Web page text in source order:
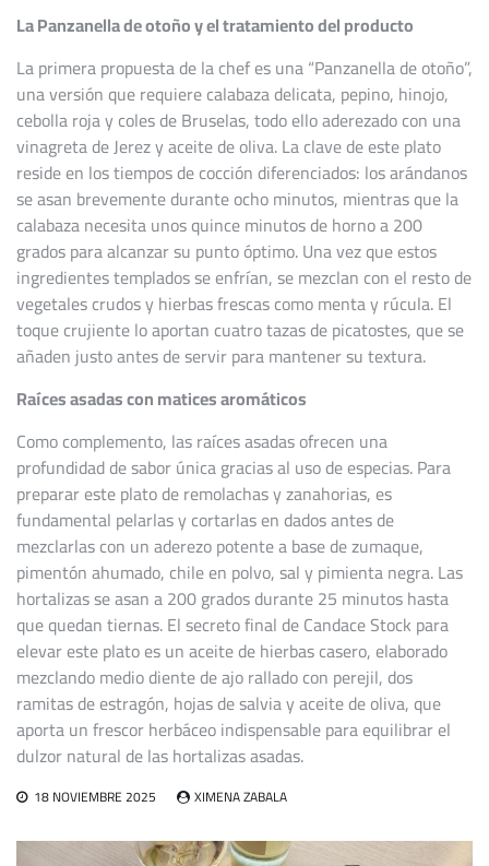
La Panzanella de otoño y el tratamiento del producto
La primera propuesta de la chef es una “Panzanella de otoño”,
una versión que requiere calabaza delicata, pepino, hinojo,
cebolla roja y coles de Bruselas, todo ello aderezado con una
vinagreta de Jerez y aceite de oliva. La clave de este plato
reside en los tiempos de cocción diferenciados: los arándanos
se asan brevemente durante ocho minutos, mientras que la
calabaza necesita unos quince minutos de horno a 200
grados para alcanzar su punto óptimo. Una vez que estos
ingredientes templados se enfrían, se mezclan con el resto de
vegetales crudos y hierbas frescas como menta y rúcula. El
toque crujiente lo aportan cuatro tazas de picatostes, que se
añaden justo antes de servir para mantener su textura.
Raíces asadas con matices aromáticos
Como complemento, las raíces asadas ofrecen una
profundidad de sabor única gracias al uso de especias. Para
preparar este plato de remolachas y zanahorias, es
fundamental pelarlas y cortarlas en dados antes de
mezclarlas con un aderezo potente a base de zumaque,
pimentón ahumado, chile en polvo, sal y pimienta negra. Las
hortalizas se asan a 200 grados durante 25 minutos hasta
que quedan tiernas. El secreto final de Candace Stock para
elevar este plato es un aceite de hierbas casero, elaborado
mezclando medio diente de ajo rallado con perejil, dos
ramitas de estragón, hojas de salvia y aceite de oliva, que
aporta un frescor herbáceo indispensable para equilibrar el
dulzor natural de las hortalizas asadas.
18 NOVIEMBRE 2025 XIMENA ZABALA